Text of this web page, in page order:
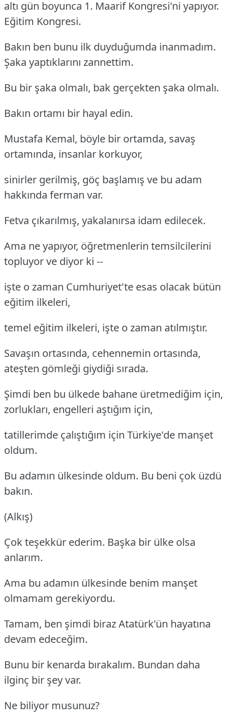
altı gün boyunca 1. Maarif Kongresi'ni yapıyor.
Eğitim Kongresi.
Bakın ben bunu ilk duyduğumda inanmadım.
Şaka yaptıklarını zannettim.
Bu bir şaka olmalı, bak gerçekten şaka olmalı.
Bakın ortamı bir hayal edin.
Mustafa Kemal, böyle bir ortamda, savaş
ortamında, insanlar korkuyor,
sinirler gerilmiş, göç başlamış ve bu adam
hakkında ferman var.
Fetva çıkarılmış, yakalanırsa idam edilecek.
Ama ne yapıyor, öğretmenlerin temsilcilerini
topluyor ve diyor ki --
işte o zaman Cumhuriyet'te esas olacak bütün
eğitim ilkeleri,
temel eğitim ilkeleri, işte o zaman atılmıştır.
Savaşın ortasında, cehennemin ortasında,
ateşten gömleği giydiği sırada.
Şimdi ben bu ülkede bahane üretmediğim için,
zorlukları, engelleri aştığım için,
tatillerimde çalıştığım için Türkiye'de manşet
oldum.
Bu adamın ülkesinde oldum. Bu beni çok üzdü
bakın.
(Alkış)
Çok teşekkür ederim. Başka bir ülke olsa
anlarım.
Ama bu adamın ülkesinde benim manşet
olmamam gerekiyordu.
Tamam, ben şimdi biraz Atatürk'ün hayatına
devam edeceğim.
Bunu bir kenarda bırakalım. Bundan daha
ilginç bir şey var.
Ne biliyor musunuz?